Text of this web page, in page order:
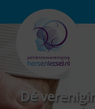
Dé